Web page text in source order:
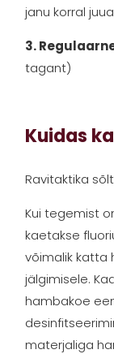
janu korral
3.
tagant)
Kuidas
Ravitaktika
Kui tegemist
kaetakse
võimalik katta
jälgimisele.
hambakoe
materjaliga